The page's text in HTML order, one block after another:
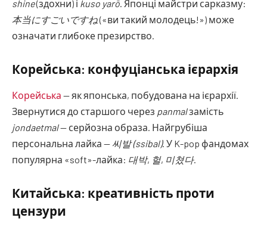
shine(здохни) і kuso yarō. Японці майстри сарказму:
本当にすごいですね(«ви такий молодець!») може
означати глибоке презирство.
Корейська: конфуціанська ієрархія
Корейська — як японська, побудована на ієрархії.
Звернутися до старшого через panmalзамість
jondaetmal— серйозна образа. Найгрубіша
персональна лайка —씨발 (ssibal). У K-pop фандомах
популярна «soft»-лайка: 대박, 헐, 미쳤다.
Китайська: креативність проти
цензури